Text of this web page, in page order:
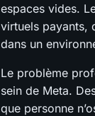
espaces vides.
virtuels payants,
dans un
Le problème
sein de Meta.
que personne